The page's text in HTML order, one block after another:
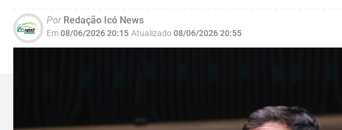
PorRedação Icó News
Em08/06/2026 20:15 Atualizado08/06/2026 20:55